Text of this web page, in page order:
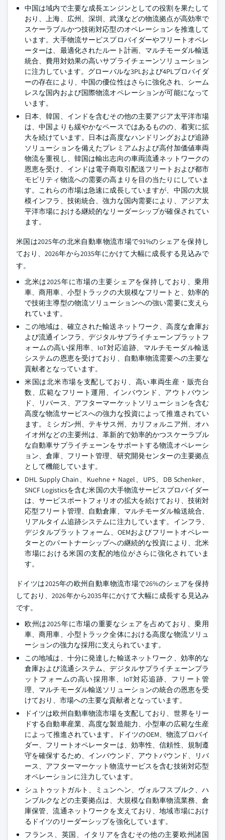
中国は域内で主要な成長エンジンとしての役割を果たして
おり、上海、広州、深圳、武漢などの物流拠点が高効率で
スケーラブルかつ技術対応型のオペレーションを推進して
います。大手物流サービスプロバイダーやフリートオペレ
ーターは、最適化されたルート計画、マルチモーダル輸送
統合、費用対効果の高いサプライチェーンソリューション
に注力しています。グローバルな3PLおよび4PLプロバイダ
ーの存在により、中国の優位性はさらに強化され、シーム
レスな国内および国際物流オペレーションが可能になって
います。
日本、韓国、インドを含むその他の主要アジア太平洋市場
は、中国よりも緩やかなペースではあるものの、着実に拡
大を続けています。日本は高度なハンドリングおよび追跡
ソリューションを備えたプレミアムおよび高付加価値車両
物流を重視し、韓国は輸出志向の車両流通ネットワークの
恩恵を受け、インドは電子商取引配送フリートおよび都市
モビリティ物流への需要の高まりを目の当たりにしていま
す。これらの市場は急速に成長していますが、中国の大規
模インフラ、技術統合、強力な国内需要により、アジア太
平洋市場における継続的なリーダーシップが確保されてい
ます。
米国は2025年の北米自動車物流市場で91%のシェアを保持し
ており、2026年から2035年にかけて大幅に成長する見込みで
す。
北米は2025年に市場の主要シェアを保持しており、乗用
車、商用車、小型トラックの大規模なフリートと、効率的
で技術主導型の物流ソリューションへの強い需要に支えら
れています。
この地域は、確立された輸送ネットワーク、高度な倉庫お
よび流通インフラ、デジタルサプライチェーンプラットフ
ォームの高い採用率、IoT対応追跡、マルチモーダル輸送
システムの恩恵を受けており、自動車物流需要への主要な
貢献者となっています。
米国は北米市場を支配しており、高い車両生産・販売台
数、広範なフリート運用、インバウンド、アウトバウン
ド、リバース、アフターマーケットソリューションを含む
高度な物流サービスへの強力な投資によって推進されてい
ます。ミシガン州、テキサス州、カリフォルニア州、オハ
イオ州などの主要州は、革新的で効率的かつスケーラブル
な自動車サプライチェーンをサポートする物流オペレーシ
ョン、倉庫、フリート管理、研究開発センターの主要拠点
として機能しています。
DHL Supply Chain、Kuehne + Nagel、UPS、DB Schenker、
SNCF Logisticsを含む米国の大手物流サービスプロバイダー
は、サービスポートフォリオの拡大を続けており、技術対
応型フリート管理、自動倉庫、マルチモーダル輸送統合、
リアルタイム追跡システムに注力しています。インフラ、
デジタルプラットフォーム、OEMおよびフリートオペレー
ターとのパートナーシップへの継続的な投資により、北米
市場における米国の支配的地位がさらに強化されていま
す。
ドイツは2025年の欧州自動車物流市場で26%のシェアを保持
しており、2026年から2035年にかけて大幅に成長する見込み
です。
欧州は2025年に市場の重要なシェアを占めており、乗用
車、商用車、小型トラック全体における高度な物流ソリュ
ーションの強力な採用に支えられています。
この地域は、十分に発達した輸送ネットワーク、効率的な
倉庫および流通システム、デジタルサプライチェーンプラ
ットフォームの高い採用率、IoT対応追跡、フリート管
理、マルチモーダル輸送ソリューションの統合の恩恵を受
けており、市場への主要な貢献者となっています。
ドイツは欧州自動車物流市場を支配しており、世界をリー
ドする自動車産業、高度な製造能力、小型車の広範な生産
によって推進されています。ドイツのOEM、物流プロバイ
ダー、フリートオペレーターは、効率性、信頼性、規制遵
守を確保するため、インバウンド、アウトバウンド、リバ
ース、アフターマーケット物流サービスを含む技術対応型
オペレーションに注力しています。
シュトゥットガルト、ミュンヘン、ヴォルフスブルク、ハ
ンブルクなどの主要拠点は、大規模な自動車物流業務、倉
庫保管、流通ネットワークを支えており、地域市場におけ
るドイツのリーダーシップを強化しています。
フランス、英国、イタリアを含むその他の主要欧州諸国